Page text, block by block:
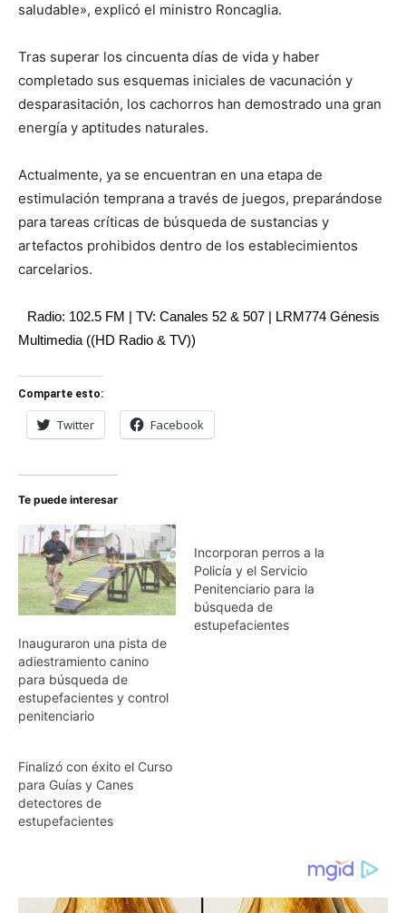
saludable», explicó el ministro Roncaglia.
Tras superar los cincuenta días de vida y haber
completado sus esquemas iniciales de vacunación y
desparasitación, los cachorros han demostrado una gran
energía y aptitudes naturales.
Actualmente, ya se encuentran en una etapa de
estimulación temprana a través de juegos, preparándose
para tareas críticas de búsqueda de sustancias y
artefactos prohibidos dentro de los establecimientos
carcelarios.
Radio: 102.5 FM | TV: Canales 52 & 507 | LRM774 Génesis
Multimedia ((HD Radio & TV))
Comparte esto:
Twitter Facebook
Te puede interesar
Inauguraron una pista de
adiestramiento canino
para búsqueda de
estupefacientes y control
penitenciario
Incorporan perros a la
Policía y el Servicio
Penitenciario para la
búsqueda de
estupefacientes
Finalizó con éxito el Curso
para Guías y Canes
detectores de
estupefacientes